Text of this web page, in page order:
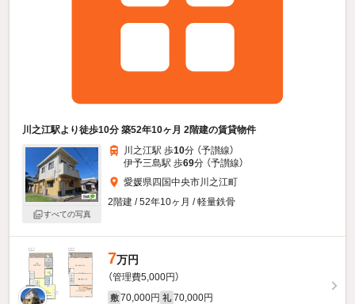
川之江駅より徒歩10分 築52年10ヶ月 2階建の賃貸物件
すべての写真
川之江駅 歩10分 （予讃線）
伊予三島駅 歩69分 （予讃線）
愛媛県四国中央市川之江町
2階建 / 52年10ヶ月 / 軽量鉄骨
7万円
（管理費5,000円）
敷 70,000円 礼 70,000円